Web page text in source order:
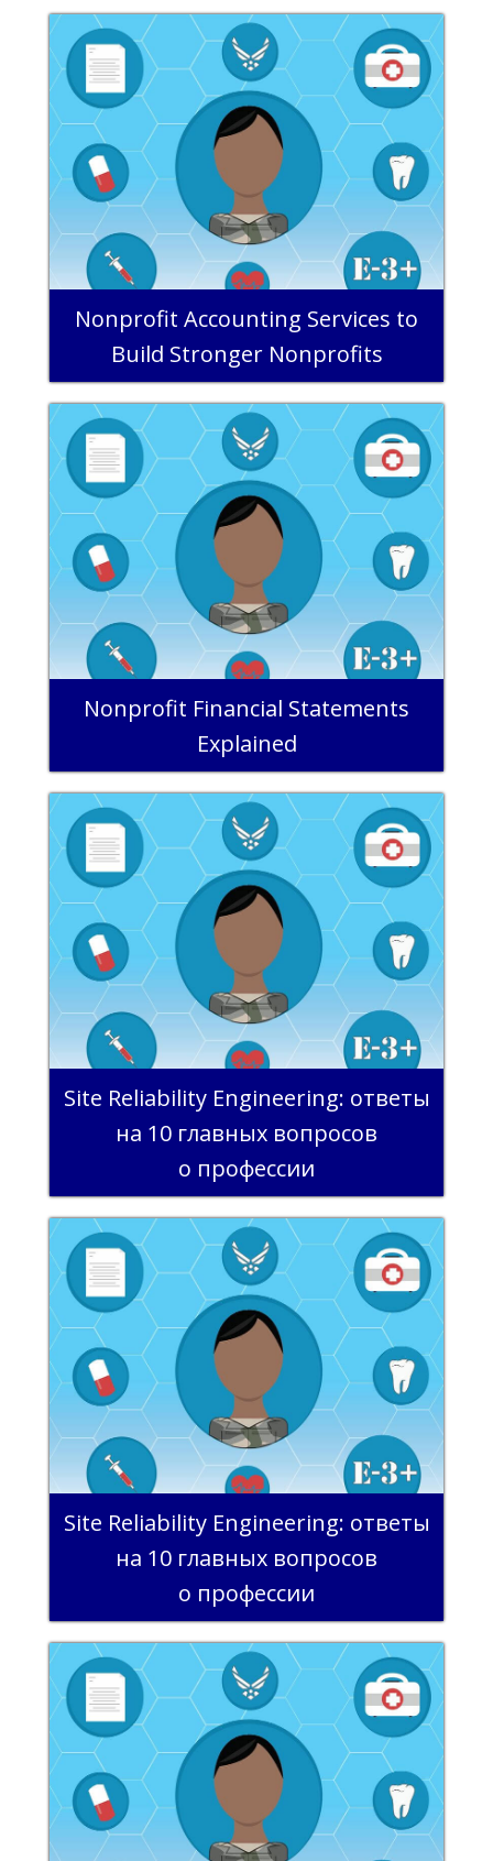
Nonprofit Accounting Services to
Build Stronger Nonprofits
Nonprofit Financial Statements
Explained
Site Reliability Engineering: ответы
на 10 главных вопросов
о профессии
Site Reliability Engineering: ответы
на 10 главных вопросов
о профессии